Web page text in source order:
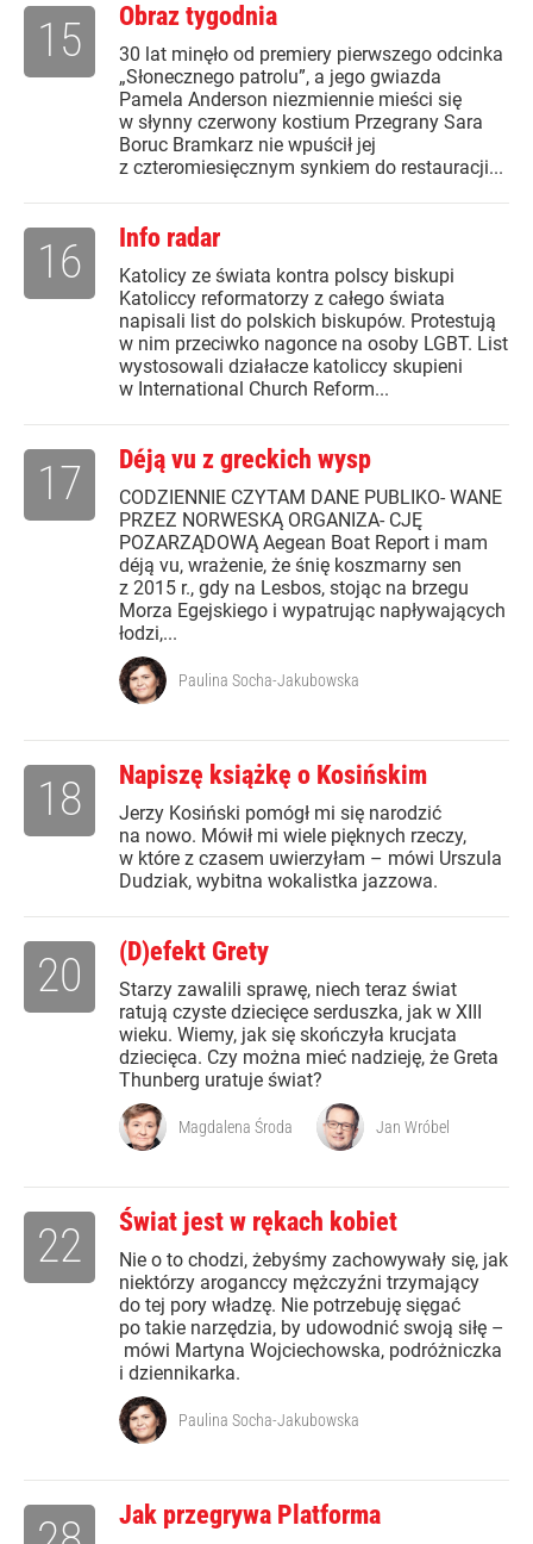
Obraz tygodnia
30 lat minęło od premiery pierwszego odcinka
„Słonecznego patrolu”, a jego gwiazda
Pamela Anderson niezmiennie mieści się
w słynny czerwony kostium Przegrany Sara
Boruc Bramkarz nie wpuścił jej
z czteromiesięcznym synkiem do restauracji...
15
Info radar
Katolicy ze świata kontra polscy biskupi
Katoliccy reformatorzy z całego świata
napisali list do polskich biskupów. Protestują
w nim przeciwko nagonce na osoby LGBT. List
wystosowali działacze katoliccy skupieni
w International Church Reform...
16
Déją vu z greckich wysp
CODZIENNIE CZYTAM DANE PUBLIKO- WANE
PRZEZ NORWESKĄ ORGANIZA- CJĘ
POZARZĄDOWĄ Aegean Boat Report i mam
déją vu, wrażenie, że śnię koszmarny sen
z 2015 r., gdy na Lesbos, stojąc na brzegu
Morza Egejskiego i wypatrując napływających
łodzi,...
17
Paulina Socha-Jakubowska
Napiszę książkę o Kosińskim
Jerzy Kosiński pomógł mi się narodzić
na nowo. Mówił mi wiele pięknych rzeczy,
w które z czasem uwierzyłam – mówi Urszula
Dudziak, wybitna wokalistka jazzowa.
18
(D)efekt Grety
Starzy zawalili sprawę, niech teraz świat
ratują czyste dziecięce serduszka, jak w XIII
wieku. Wiemy, jak się skończyła krucjata
dziecięca. Czy można mieć nadzieję, że Greta
Thunberg uratuje świat?
20
Magdalena Środa Jan Wróbel
Świat jest w rękach kobiet
Nie o to chodzi, żebyśmy zachowywały się, jak
niektórzy aroganccy mężczyźni trzymający
do tej pory władzę. Nie potrzebuję sięgać
po takie narzędzia, by udowodnić swoją siłę –
mówi Martyna Wojciechowska, podróżniczka
i dziennikarka.
22
Paulina Socha-Jakubowska
Jak przegrywa Platforma